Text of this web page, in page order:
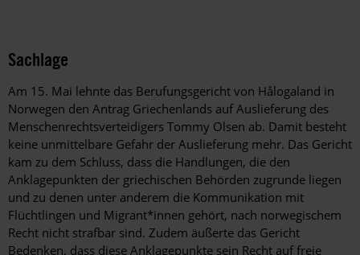
Sachlage
Am 15. Mai lehnte das Berufungsgericht von Hålogaland in
Norwegen den Antrag Griechenlands auf Auslieferung des
Menschenrechtsverteidigers Tommy Olsen ab. Damit besteht
keine unmittelbare Gefahr der Auslieferung mehr. Das Gericht
kam zu dem Schluss, dass die Handlungen, die den
Anklagepunkten der griechischen Behörden zugrunde liegen
und zu denen unter anderem die Kommunikation mit
Flüchtlingen und Migrant*innen gehört, nach norwegischem
Recht nicht strafbar sind. Zudem äußerte das Gericht
Bedenken, dass diese Anklagepunkte sein Recht auf freie